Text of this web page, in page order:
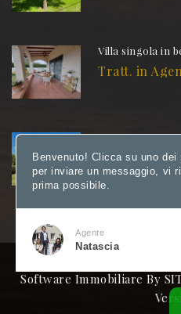
Villa singola in
Tratt. in
Interessante!!!
Tratt. in
Software Immobiliare By
Benvenuto! Clicca su uno
per inviare un messaggio, vi
prima possibile.
Agente
Natascia